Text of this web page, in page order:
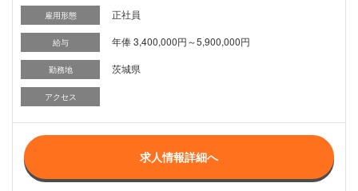
雇用形態 正社員
給与 年俸 3,400,000円～5,900,000円
勤務地 茨城県
アクセス
求人情報詳細へ